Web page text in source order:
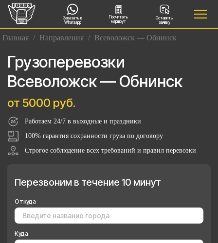
Заказать в
Whatsapp
Посчитать
маршрут
Оставить
заявку
Главная / Направления / Всеволожск — Обнинск
Грузоперевозки
Всеволожск — Обнинск
от 5000 руб.
Работаем 24/7 в выходные и праздники
100% гарантия сохранности груза по договору
Строгое соблюдение всех требований и правил перевозки
Перезвоним в течение 10 минут
Откуда
Куда